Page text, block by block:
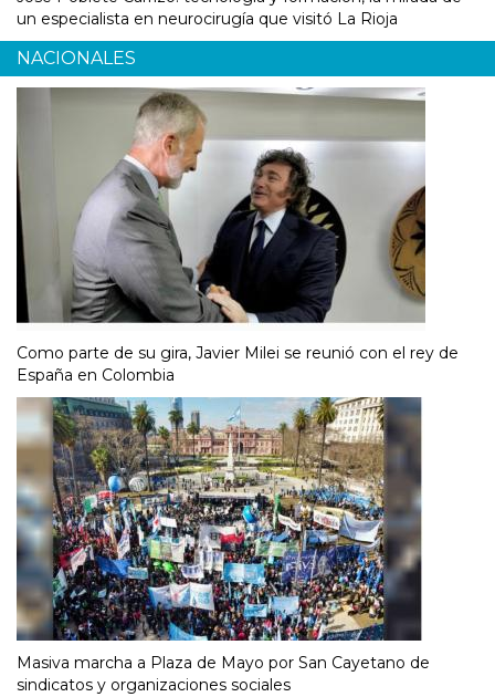
un especialista en neurocirugía que visitó La Rioja
NACIONALES
Como parte de su gira, Javier Milei se reunió con el rey de
España en Colombia
Masiva marcha a Plaza de Mayo por San Cayetano de
sindicatos y organizaciones sociales